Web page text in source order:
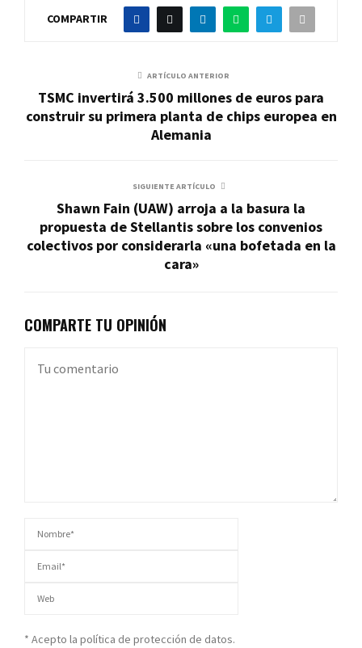
COMPARTIR
ARTÍCULO ANTERIOR
TSMC invertirá 3.500 millones de euros para
construir su primera planta de chips europea en
Alemania
SIGUIENTE ARTÍCULO
Shawn Fain (UAW) arroja a la basura la
propuesta de Stellantis sobre los convenios
colectivos por considerarla «una bofetada en la
cara»
COMPARTE TU OPINIÓN
* Acepto la política de protección de datos.